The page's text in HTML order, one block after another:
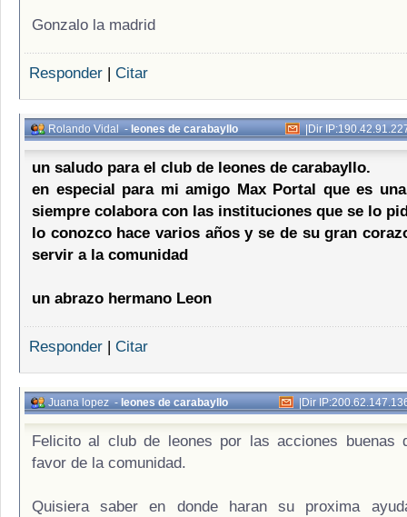
Gonzalo la madrid
Responder | Citar
Rolando Vidal-leones de carabayllo |Dir
un saludo para el club de leones de carabayllo.
en especial para mi amigo Max Portal que es
siempre colabora con las instituciones que se lo
lo conozco hace varios años y se de su gran
servir a la comunidad
un abrazo hermano Leon
Responder | Citar
Juana lopez-leones de carabayllo |Dir
Felicito al club de leones por las acciones buenas
favor de la comunidad.
Quisiera saber en donde haran su proxima